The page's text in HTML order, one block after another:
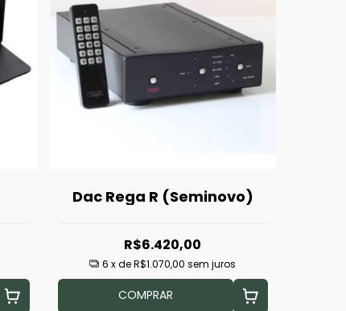
Dac Rega R (Seminovo)
R$6.420,00
6 x deR$1.070,00 sem juros
COMPRAR